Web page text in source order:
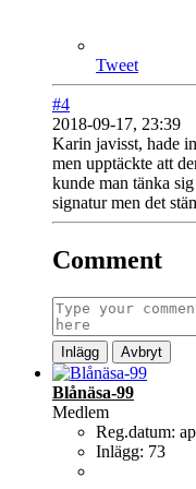
Tweet
#4
2018-09-17, 23:39
Karin javisst, hade
men upptäckte att
kunde man tänka
signatur men det
Comment
Inlägg Avbryt
Blånäsa-99
Medlem
Reg.datum:
Inlägg: 73